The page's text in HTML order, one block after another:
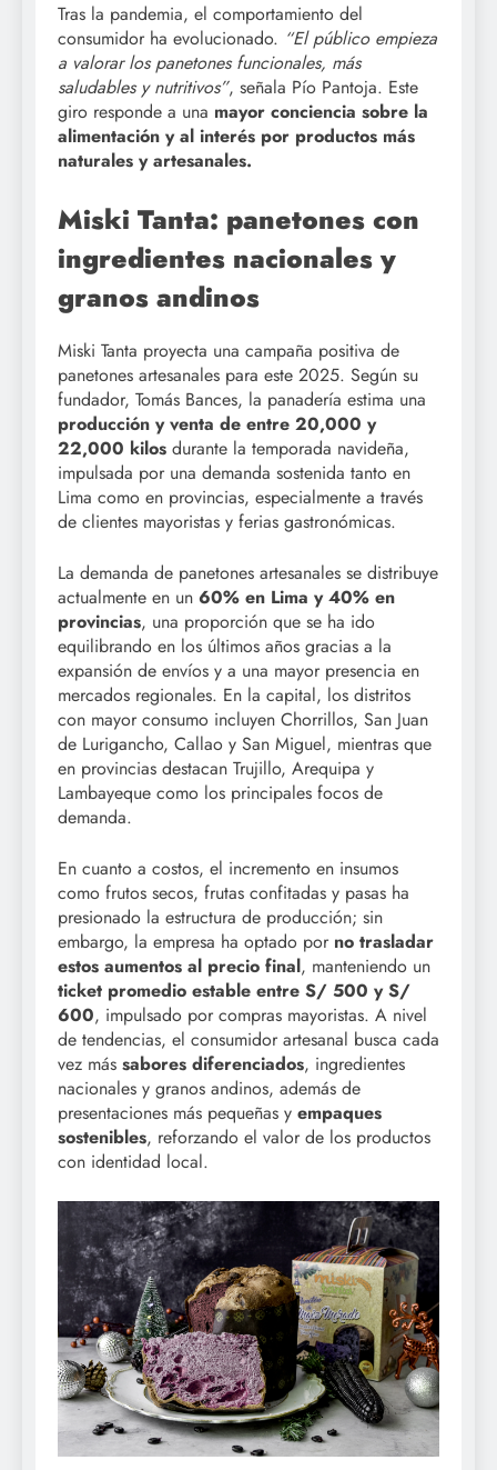
Tras la pandemia, el comportamiento del
consumidor ha evolucionado. “El público empieza
a valorar los panetones funcionales, más
saludables y nutritivos”, señala Pío Pantoja. Este
giro responde a una mayor conciencia sobre la
alimentación y al interés por productos más
naturales y artesanales.
Miski Tanta: panetones con
ingredientes nacionales y
granos andinos
Miski Tanta proyecta una campaña positiva de
panetones artesanales para este 2025. Según su
fundador, Tomás Bances, la panadería estima una
producción y venta de entre 20,000 y
22,000 kilos durante la temporada navideña,
impulsada por una demanda sostenida tanto en
Lima como en provincias, especialmente a través
de clientes mayoristas y ferias gastronómicas.
La demanda de panetones artesanales se distribuye
actualmente en un 60% en Lima y 40% en
provincias, una proporción que se ha ido
equilibrando en los últimos años gracias a la
expansión de envíos y a una mayor presencia en
mercados regionales. En la capital, los distritos
con mayor consumo incluyen Chorrillos, San Juan
de Lurigancho, Callao y San Miguel, mientras que
en provincias destacan Trujillo, Arequipa y
Lambayeque como los principales focos de
demanda.
En cuanto a costos, el incremento en insumos
como frutos secos, frutas confitadas y pasas ha
presionado la estructura de producción; sin
embargo, la empresa ha optado por no trasladar
estos aumentos al precio final, manteniendo un
ticket promedio estable entre S/ 500 y S/
600, impulsado por compras mayoristas. A nivel
de tendencias, el consumidor artesanal busca cada
vez más sabores diferenciados, ingredientes
nacionales y granos andinos, además de
presentaciones más pequeñas y empaques
sostenibles, reforzando el valor de los productos
con identidad local.